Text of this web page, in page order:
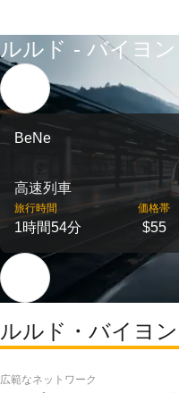
ルルド - バイヨ
BeNe
高速列車
旅行時間
1時間54分
価格帯
$55
ルルド・バイヨ
広範なネットワーク